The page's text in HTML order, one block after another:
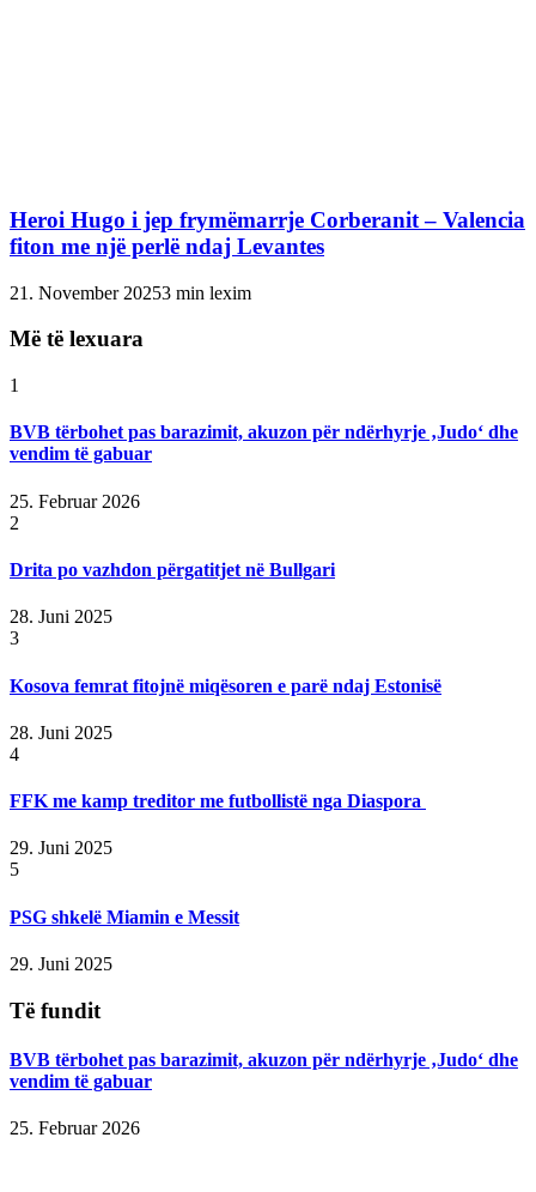
Heroi Hugo i jep frymëmarrje Corberanit – Valencia
fiton me një perlë ndaj Levantes
21. November 20253 min lexim
Më të lexuara
1
BVB tërbohet pas barazimit, akuzon për ndërhyrje ‚Judo‘ dhe
vendim të gabuar
25. Februar 2026
2
Drita po vazhdon përgatitjet në Bullgari
28. Juni 2025
3
Kosova femrat fitojnë miqësoren e parë ndaj Estonisë
28. Juni 2025
4
FFK me kamp treditor me futbollistë nga Diaspora
29. Juni 2025
5
PSG shkelë Miamin e Messit
29. Juni 2025
Të fundit
BVB tërbohet pas barazimit, akuzon për ndërhyrje ‚Judo‘ dhe
vendim të gabuar
25. Februar 2026